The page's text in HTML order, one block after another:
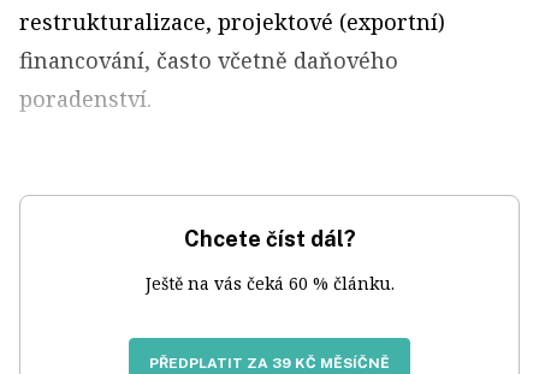
restrukturalizace, projektové (exportní)
financování, často včetně daňového
poradenství.
Chcete číst dál?
Ještě na vás čeká 60 % článku.
PŘEDPLATIT ZA 39 KČ MĚSÍČNĚ